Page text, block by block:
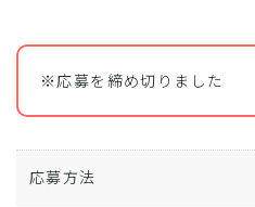
※応募を締め切りました
応募方法